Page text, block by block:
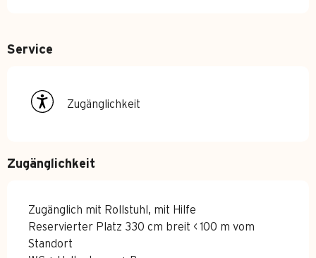
Service
Zugänglichkeit
Zugänglichkeit
Zugänglich mit Rollstuhl, mit Hilfe
Reservierter Platz 330 cm breit < 100 m vom
Standort